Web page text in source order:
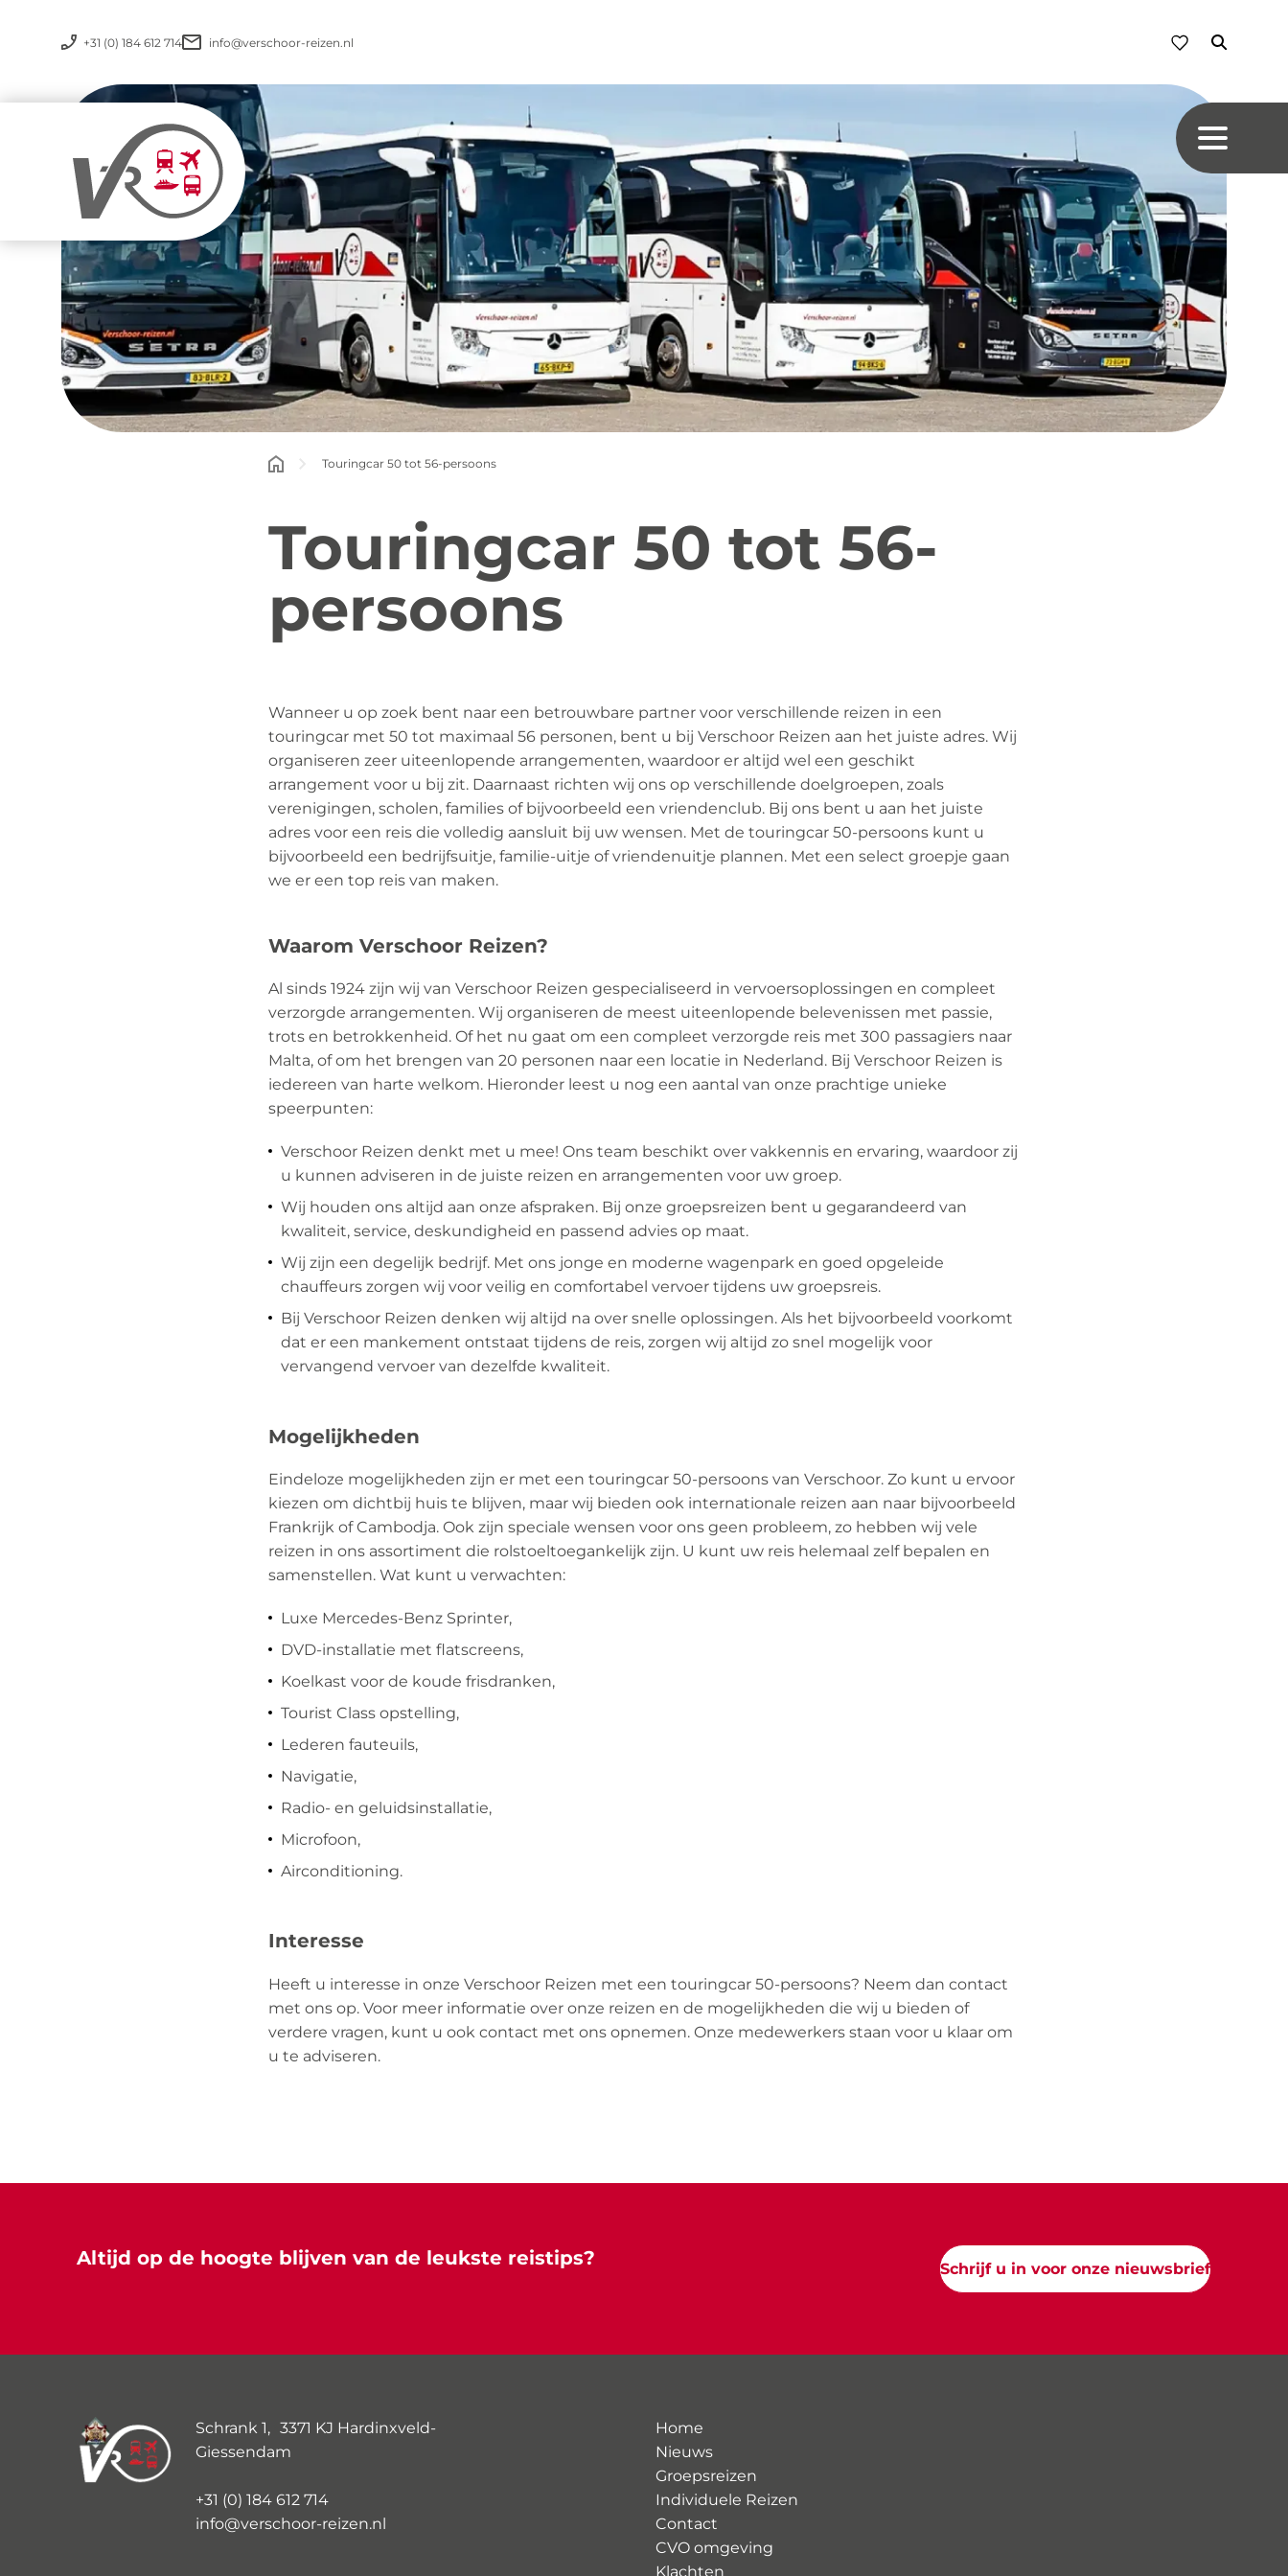
+31 (0) 184 612 714 info@verschoor-reizen.nl
Touringcar 50 tot 56-persoons
Touringcar 50 tot 56-
persoons
Wanneer u op zoek bent naar een betrouwbare partner voor verschillende reizen in een
touringcar met 50 tot maximaal 56 personen, bent u bij Verschoor Reizen aan het juiste adres. Wij
organiseren zeer uiteenlopende arrangementen, waardoor er altijd wel een geschikt
arrangement voor u bij zit. Daarnaast richten wij ons op verschillende doelgroepen, zoals
verenigingen, scholen, families of bijvoorbeeld een vriendenclub. Bij ons bent u aan het juiste
adres voor een reis die volledig aansluit bij uw wensen. Met de touringcar 50-persoons kunt u
bijvoorbeeld een bedrijfsuitje, familie-uitje of vriendenuitje plannen. Met een select groepje gaan
we er een top reis van maken.
Waarom Verschoor Reizen?
Al sinds 1924 zijn wij van Verschoor Reizen gespecialiseerd in vervoersoplossingen en compleet
verzorgde arrangementen. Wij organiseren de meest uiteenlopende belevenissen met passie,
trots en betrokkenheid. Of het nu gaat om een compleet verzorgde reis met 300 passagiers naar
Malta, of om het brengen van 20 personen naar een locatie in Nederland. Bij Verschoor Reizen is
iedereen van harte welkom. Hieronder leest u nog een aantal van onze prachtige unieke
speerpunten:
Verschoor Reizen denkt met u mee! Ons team beschikt over vakkennis en ervaring, waardoor zij
u kunnen adviseren in de juiste reizen en arrangementen voor uw groep.
Wij houden ons altijd aan onze afspraken. Bij onze groepsreizen bent u gegarandeerd van
kwaliteit, service, deskundigheid en passend advies op maat.
Wij zijn een degelijk bedrijf. Met ons jonge en moderne wagenpark en goed opgeleide
chauffeurs zorgen wij voor veilig en comfortabel vervoer tijdens uw groepsreis.
Bij Verschoor Reizen denken wij altijd na over snelle oplossingen. Als het bijvoorbeeld voorkomt
dat er een mankement ontstaat tijdens de reis, zorgen wij altijd zo snel mogelijk voor
vervangend vervoer van dezelfde kwaliteit.
Mogelijkheden
Eindeloze mogelijkheden zijn er met een touringcar 50-persoons van Verschoor. Zo kunt u ervoor
kiezen om dichtbij huis te blijven, maar wij bieden ook internationale reizen aan naar bijvoorbeeld
Frankrijk of Cambodja. Ook zijn speciale wensen voor ons geen probleem, zo hebben wij vele
reizen in ons assortiment die rolstoeltoegankelijk zijn. U kunt uw reis helemaal zelf bepalen en
samenstellen. Wat kunt u verwachten:
Luxe Mercedes-Benz Sprinter,
DVD-installatie met flatscreens,
Koelkast voor de koude frisdranken,
Tourist Class opstelling,
Lederen fauteuils,
Navigatie,
Radio- en geluidsinstallatie,
Microfoon,
Airconditioning.
Interesse
Heeft u interesse in onze Verschoor Reizen met een touringcar 50-persoons? Neem dan contact
met ons op. Voor meer informatie over onze reizen en de mogelijkheden die wij u bieden of
verdere vragen, kunt u ook contact met ons opnemen. Onze medewerkers staan voor u klaar om
u te adviseren.
Altijd op de hoogte blijven van de leukste reistips? Schrijf u in voor onze nieuwsbrief
Schrank 1, 3371 KJ Hardinxveld-
Giessendam
+31 (0) 184 612 714
info@verschoor-reizen.nl
Home
Nieuws
Groepsreizen
Individuele Reizen
Contact
CVO omgeving
Klachten